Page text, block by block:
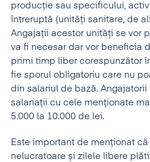
producție sau specificului,
întreruptă (unități sanitare, de
Angajații acestor unități se vor
va fi necesar dar vor beneficia
primi timp liber corespunzător
fie sporul obligatoriu care nu
din salariul de bază.
salariații cu cele menționate
5.000 la 10.000 de lei.
Este important de menționat
nelucratoare și zilele libere